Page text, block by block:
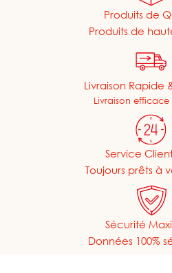
Produits de
Produits de
Livraison Rapide
Livraison
Service
Toujours prêts à
Sécurité
Données 100%